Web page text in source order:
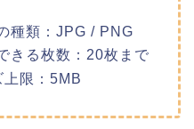
種類：JPG / PNG
きる枚数：20枚まで
限：5MB